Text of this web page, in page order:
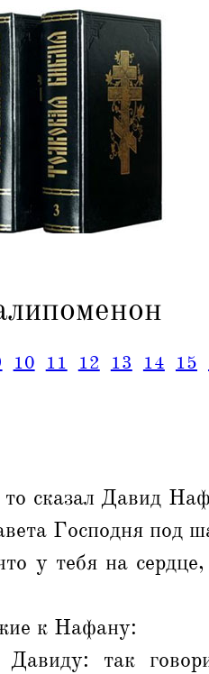
10 11 12 13 14 15
сказал Давид
Господня под
у тебя на
к Нафану:
так